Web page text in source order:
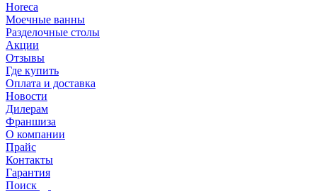
Horeca
Моечные ванны
Разделочные столы
Акции
Отзывы
Где купить
Оплата и доставка
Новости
Дилерам
Франшиза
О компании
Прайс
Контакты
Гарантия
Поиск